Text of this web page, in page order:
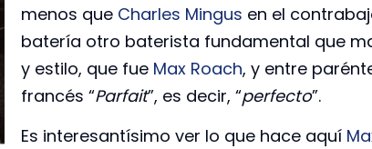
menos que Charles Mingus en el
batería otro baterista fundamental que
y estilo, que fue Max Roach, y entre
francés “Parfait”, es decir, “perfecto”.
Es interesantísimo ver lo que hace aquí